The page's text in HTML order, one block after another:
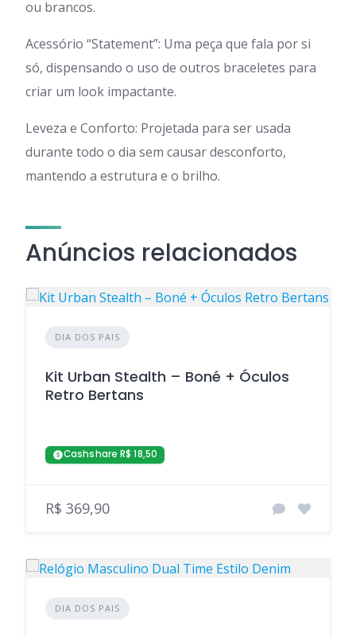
ou brancos.
Acessório “Statement”: Uma peça que fala por si
só, dispensando o uso de outros braceletes para
criar um look impactante.
Leveza e Conforto: Projetada para ser usada
durante todo o dia sem causar desconforto,
mantendo a estrutura e o brilho.
Anúncios relacionados
DIA DOS PAIS
Kit Urban Stealth – Boné + Óculos
Retro Bertans
Cashshare R$ 18,50
R$ 369,90
DIA DOS PAIS